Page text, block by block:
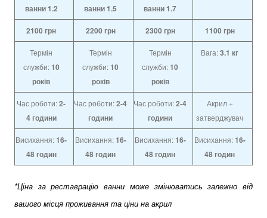
ванни 1.2
ванни1.5
ванни1.7
2100 грн 2200 грн 2300 грн 1100 грн
Термін
служби:10
років
Термін
служби:10
років
Термін
служби:10
років
Вага:3.1 кг
Час роботи:2-
4 години
Час роботи:2-4
години
Час роботи:2-4
години
Акрил +
затверджувач
Висихання:16-
48 годин
Висихання:16-
48 годин
Висихання:16-
48 годин
Висихання:16-
48 годин
*Ціна за реставрацію ванни може змінюватись залежно від
вашого місця проживання та ціни на акрил